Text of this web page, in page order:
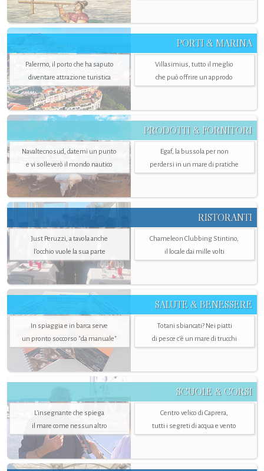
PORTI & MARINA
Palermo, il porto che ha saputo
diventare attrazione turistica
Villasimius, tutto il meglio
che può offrire un approdo
PRODOTTI & FORNITORI
Navaltecnosud, datemi un punto
e vi solleverò il mondo nautico
Egaf, la bussola per non
perdersi in un mare di pratiche
RISTORANTI
Just Peruzzi, a tavola anche
l’occhio vuole la sua parte
Chameleon Clubbing Stintino,
il locale dai mille volti
SALUTE & BENESSERE
In spiaggia e in barca serve
un pronto soccorso "da manuale"
Totani sbiancati? Nei piatti
di pesce c'è un mare di trucchi
SCUOLE & CORSI
L'insegnante che spiega
il mare come nessun altro
Centro velico di Caprera,
tutti i segreti di acqua e vento